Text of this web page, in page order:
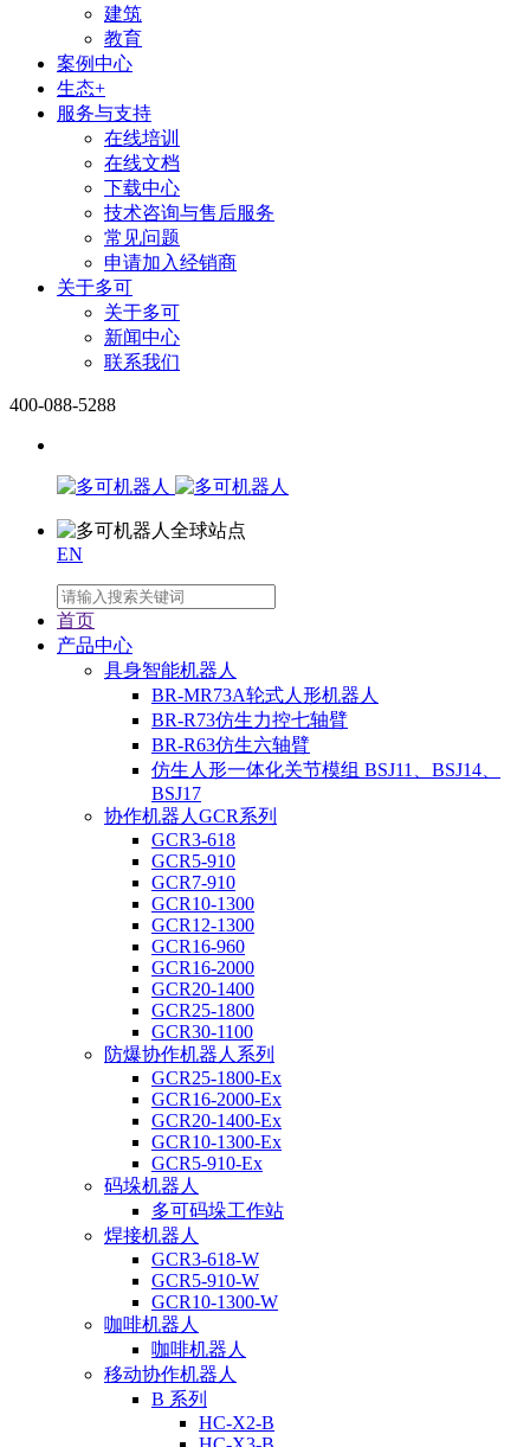
建筑
教育
案例中心
生态+
服务与支持
在线培训
在线文档
下载中心
技术咨询与售后服务
常见问题
申请加入经销商
关于多可
关于多可
新闻中心
联系我们
400-088-5288
EN
首页
产品中心
具身智能机器人
BR-MR73A轮式人形机器人
BR-R73仿生力控七轴臂
BR-R63仿生六轴臂
仿生人形一体化关节模组 BSJ11、BSJ14、
BSJ17
协作机器人GCR系列
GCR3-618
GCR5-910
GCR7-910
GCR10-1300
GCR12-1300
GCR16-960
GCR16-2000
GCR20-1400
GCR25-1800
GCR30-1100
防爆协作机器人系列
GCR25-1800-Ex
GCR16-2000-Ex
GCR20-1400-Ex
GCR10-1300-Ex
GCR5-910-Ex
码垛机器人
多可码垛工作站
焊接机器人
GCR3-618-W
GCR5-910-W
GCR10-1300-W
咖啡机器人
咖啡机器人
移动协作机器人
B 系列
HC-X2-B